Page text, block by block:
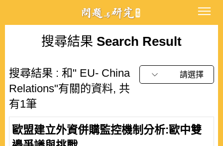
搜尋結果 Search Result
搜尋結果 : 和" EU- China
Relations"有關的資料, 共
有1筆
請選擇
歐盟建立外資併購監控機制分析:歐中雙